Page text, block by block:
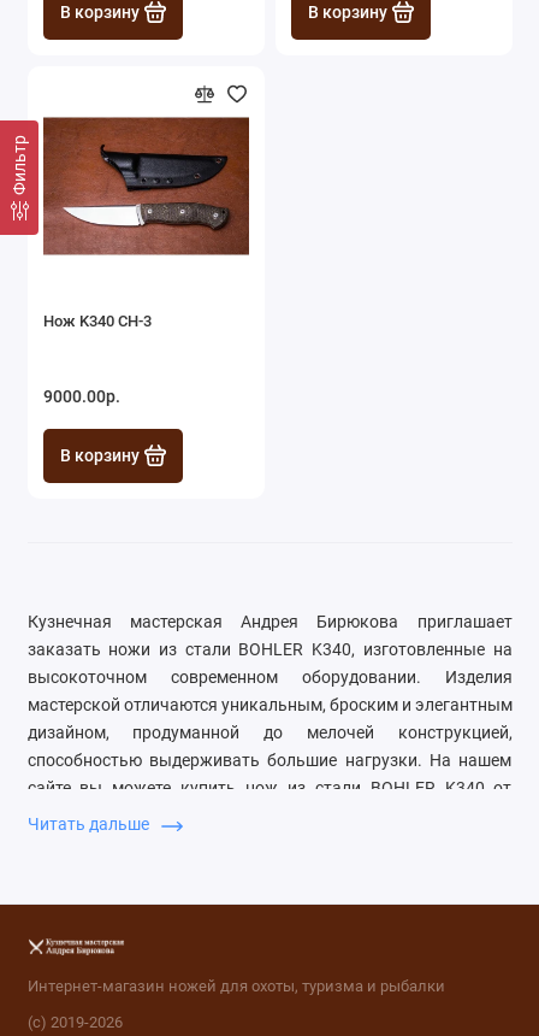
Фильтр
В корзину В корзину
Нож K340 СН-3
9000.00р.
В корзину
Кузнечная мастерская Андрея Бирюкова приглашает
заказать ножи из стали BOHLER K340, изготовленные на
высокоточном современном оборудовании. Изделия
мастерской отличаются уникальным, броским и элегантным
дизайном, продуманной до мелочей конструкцией,
способностью выдерживать большие нагрузки. На нашем
сайте вы можете купить нож из стали BOHLER K340 от
производителя: мы установили доступные расценки на
Чем хороши ножи BOHLER
K340
Читать дальше
Интернет-магазин ножей для охоты, туризма и рыбалки
(с) 2019-2026